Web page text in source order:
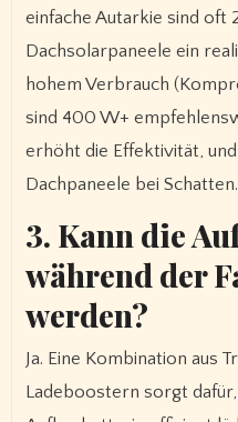
einfache Autarkie sind
Dachsolarpaneele ein
hohem Verbrauch
sind 400 W+
erhöht die Effektivität,
Dachpaneele bei Schatten.
3. Kann die
während der
werden?
Ja. Eine Kombination aus
Ladeboostern sorgt